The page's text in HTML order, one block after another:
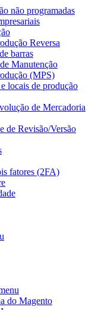
não programadas
Reversa
barras
Manutenção
(MPS)
locais de produção
de Mercadoria
de Revisão/Versão
fatores (2FA)
do Magento